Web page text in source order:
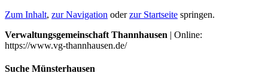
Zum Inhalt, zur Navigation oderzur Startseite springen.
Verwaltungsgemeinschaft Thannhausen | Online:
https://www.vg-thannhausen.de/
Suche Münsterhausen